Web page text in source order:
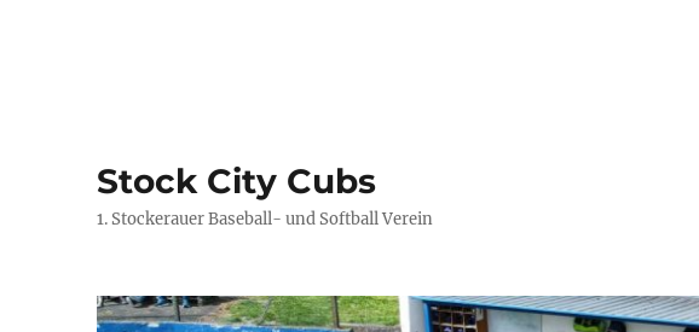
Stock City Cubs
1. Stockerauer Baseball- und Softball Verein